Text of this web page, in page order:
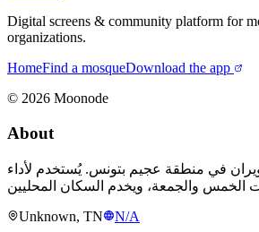
Digital screens & community platform for
organizations.
HomeFind a mosqueDownload the app
© 2026 Moonode
About
في منطقة عجيم بتونس. يُستخدم لأداء
Unknown, TN
N/A